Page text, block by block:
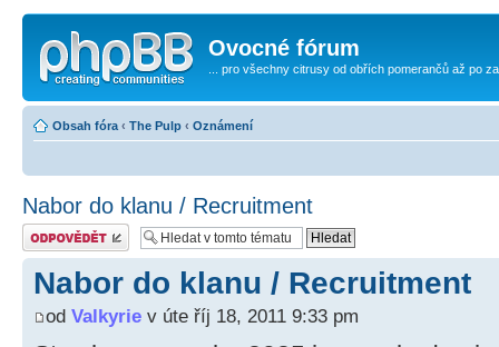
Ovocné fórum
... pro všechny citrusy od obřích pomerančů až po
Obsah fóra ‹ The Pulp ‹ Oznámení
Nabor do klanu / Recruitment
Odeslat odpověď
Nabor do klanu / Recruitment
od Valkyrie v úte říj 18, 2011 9:33 pm